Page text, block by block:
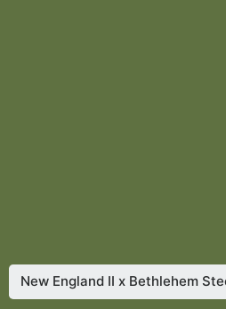
New England II x Bethlehem